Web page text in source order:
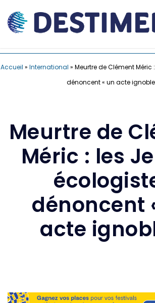
Accueil » International » Meurtre de Clément
dénoncent « un acte ignoble
Meurtre de
Méric : les
dénoncent
acte